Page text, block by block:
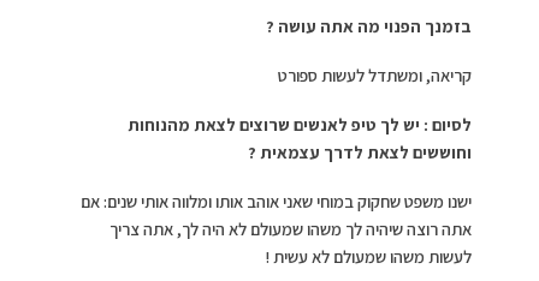
בזמנך הפנוי מה אתה עושה ?
קריאה, ומשתדל לעשות ספורט
לסיום : יש לך טיפ לאנשים שרוצים לצאת מהנוחות
וחוששים לצאת לדרך עצמאית ?
ישנו משפט שחקוק במוחי שאני אוהב אותו ומלווה אותי שנים: אם
אתה רוצה שיהיה לך משהו שמעולם לא היה לך, אתה צריך
לעשות משהו שמעולם לא עשית !